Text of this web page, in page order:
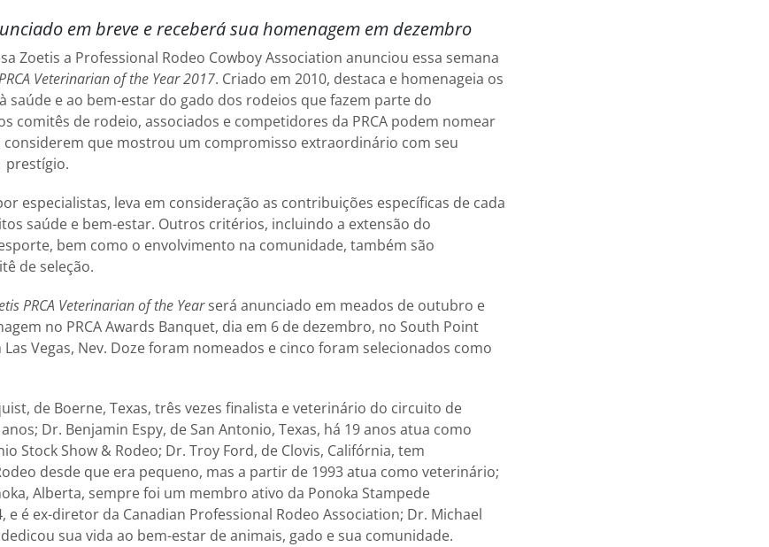
em breve e receberá sua homenagem em dezembro
Zoetis a Professional Rodeo Cowboy Association anunciou essa semana
Veterinarian of the Year 2017. Criado em 2010, destaca e homenageia os
saúde e ao bem-estar do gado dos rodeios que fazem parte do
comitês de rodeio, associados e competidores da PRCA podem nomear
considerem que mostrou um compromisso extraordinário com seu
prestígio.
especialistas, leva em consideração as contribuições específicas de cada
saúde e bem-estar. Outros critérios, incluindo a extensão do
bem como o envolvimento na comunidade, também são
de seleção.
PRCA Veterinarian of the Yearserá anunciado em meados de outubro e
no PRCA Awards Banquet, dia em 6 de dezembro, no South Point
Las Vegas, Nev. Doze foram nomeados e cinco foram selecionados como
de Boerne, Texas, três vezes finalista e veterinário do circuito de
Dr. Benjamin Espy, de San Antonio, Texas, há 19 anos atua como
Stock Show & Rodeo; Dr. Troy Ford, de Clovis, Califórnia, tem
desde que era pequeno, mas a partir de 1993 atua como veterinário;
Alberta, sempre foi um membro ativo da Ponoka Stampede
e é ex-diretor da Canadian Professional Rodeo Association; Dr. Michael
sua vida ao bem-estar de animais, gado e sua comunidade.